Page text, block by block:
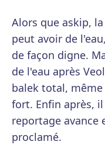
Alors que askip,
peut avoir de
de façon digne.
de l'eau après
balek total,
fort. Enfin après,
reportage avance
proclamé.